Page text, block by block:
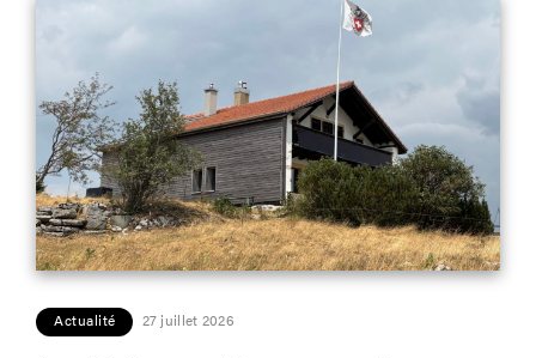
Actualité 27 juillet 2026